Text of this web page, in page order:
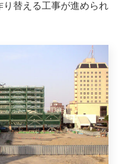
り替える工事が進められ